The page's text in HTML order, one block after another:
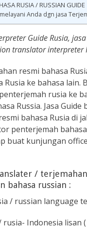
RUSIA / RUSSIAN GUIDE
Anda dgn jasa
Guide Rusia,
translator interpreter
resmi bahasa
ke bahasa lain.
rusia ke
Russia. Jasa Guide
bahasa Rusia di
penterjemah
buat kunjungan
/
bahasa russian :
/ russian language
rusia- Indonesia